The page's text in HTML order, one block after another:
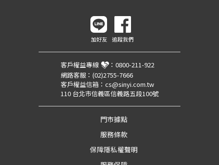
加好友 追蹤我們
客戶權益專線 ： 0800-211-922
網路客服： (02)2755-7666
客戶權益信箱： cs@sinyi.com.tw
110 台北市信義區信義路五段100號
門市據點
服務條款
保障隱私權聲明